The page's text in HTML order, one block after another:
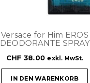
Versace for Him EROS
DEODORANTE SPRAY
CHF 38.00 exkl. MwSt.
IN DEN WARENKORB